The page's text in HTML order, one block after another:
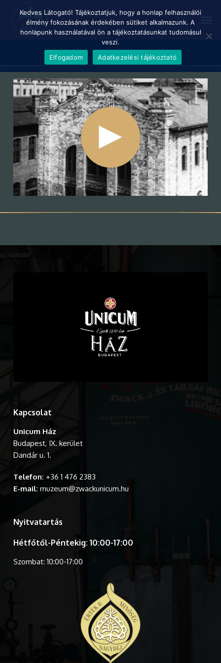
Kapcsolat
Unicum Ház
Budapest, IX. kerület
Dandár u. 1.
Telefon: +36 1 476 2383
E-mail: muzeum@zwackunicum.hu
Nyitvatartás
Hétfőtől-Péntekig: 10:00-17:00
Szombat: 10:00-17:00
Kedves Látogató! Tájékoztatjuk, hogy a honlap felhasználói
élmény fokozásának érdekében sütiket alkalmazunk. A
honlapunk használatával ön a tájékoztatásunkat tudomásul
veszi.
Elfogadom
Adatkezelési tájékoztató